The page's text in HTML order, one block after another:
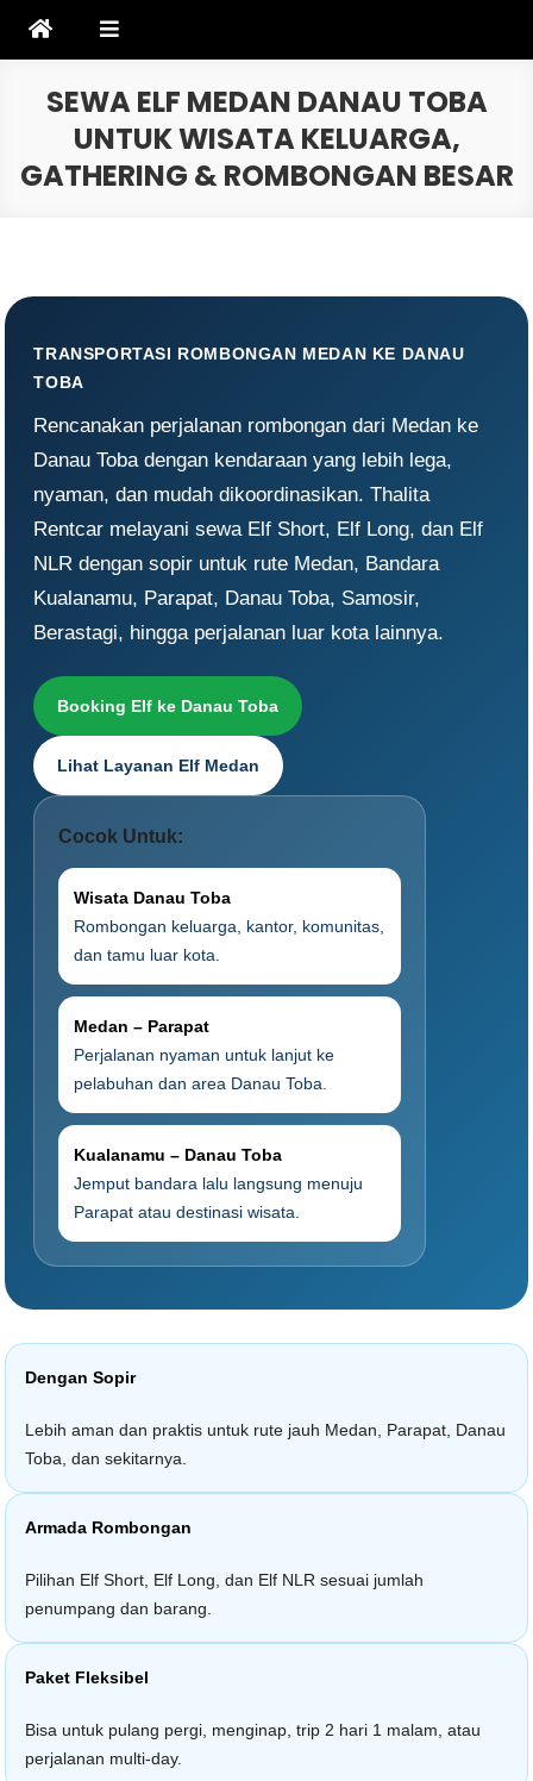
SEWA ELF MEDAN DANAU TOBA
UNTUK WISATA KELUARGA,
GATHERING & ROMBONGAN BESAR
TRANSPORTASI ROMBONGAN MEDAN KE DANAU
TOBA
Rencanakan perjalanan rombongan dari Medan ke
Danau Toba dengan kendaraan yang lebih lega,
nyaman, dan mudah dikoordinasikan. Thalita
Rentcar melayani sewa Elf Short, Elf Long, dan Elf
NLR dengan sopir untuk rute Medan, Bandara
Kualanamu, Parapat, Danau Toba, Samosir,
Berastagi, hingga perjalanan luar kota lainnya.
Booking Elf ke Danau Toba
Lihat Layanan Elf Medan
Cocok Untuk:
Wisata Danau Toba
Rombongan keluarga, kantor, komunitas,
dan tamu luar kota.
Medan – Parapat
Perjalanan nyaman untuk lanjut ke
pelabuhan dan area Danau Toba.
Kualanamu – Danau Toba
Jemput bandara lalu langsung menuju
Parapat atau destinasi wisata.
Dengan Sopir
Lebih aman dan praktis untuk rute jauh Medan, Parapat, Danau
Toba, dan sekitarnya.
Armada Rombongan
Pilihan Elf Short, Elf Long, dan Elf NLR sesuai jumlah
penumpang dan barang.
Paket Fleksibel
Bisa untuk pulang pergi, menginap, trip 2 hari 1 malam, atau
perjalanan multi-day.